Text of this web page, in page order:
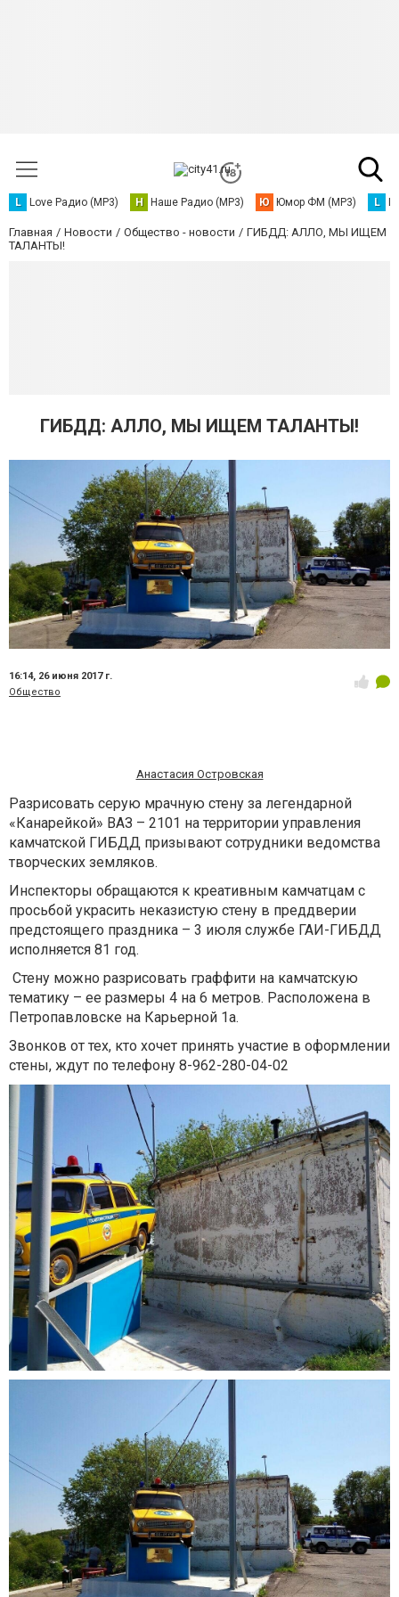
L Love Радио (MP3) Н Наше Радио (MP3) Ю Юмор ФМ (MP3) L
Главная Новости Общество - новости
ГИБДД: АЛЛО, МЫ ИЩЕМ
ТАЛАНТЫ!
ГИБДД: АЛЛО, МЫ ИЩЕМ ТАЛАНТЫ!
16:14, 26 июня 2017 г.
Общество
Анастасия Островская
Разрисовать серую мрачную стену за легендарной
«Канарейкой» ВАЗ – 2101 на территории управления
камчатской ГИБДД призывают сотрудники ведомства
творческих земляков.
Инспекторы обращаются к креативным камчатцам с
просьбой украсить неказистую стену в преддверии
предстоящего праздника – 3 июля службе ГАИ-ГИБДД
исполняется 81 год.
Стену можно разрисовать граффити на камчатскую
тематику – ее размеры 4 на 6 метров. Расположена в
Петропавловске на Карьерной 1а.
Звонков от тех, кто хочет принять участие в оформлении
стены, ждут по телефону 8-962-280-04-02